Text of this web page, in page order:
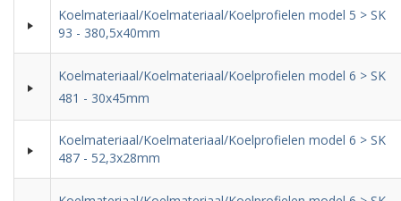
Koelmateriaal/Koelmateriaal/Koelprofielen model 5 > SK
93 - 380,5x40mm
Koelmateriaal/Koelmateriaal/Koelprofielen model 6 > SK
481 - 30x45mm
Koelmateriaal/Koelmateriaal/Koelprofielen model 6 > SK
487 - 52,3x28mm